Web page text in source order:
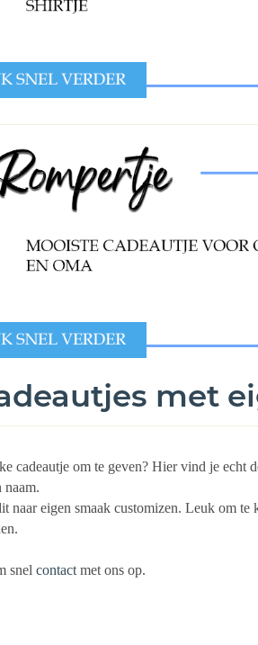
met
cadeautje om te geven? Hier vind je echt
naam.
naar eigen smaak customizen. Leuk om
snel contact met ons op.